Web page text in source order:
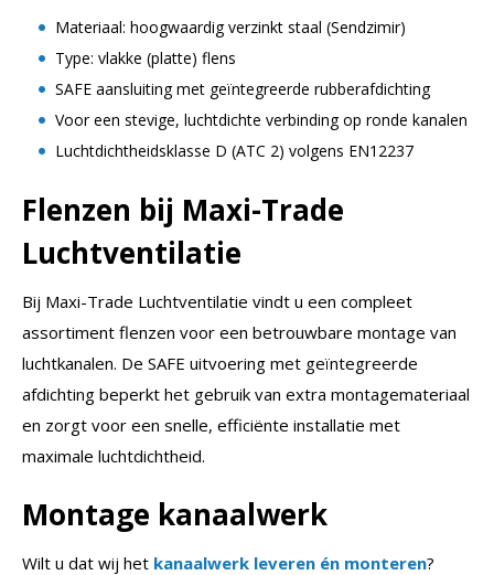
Materiaal: hoogwaardig verzinkt staal (Sendzimir)
Type: vlakke (platte) flens
SAFE aansluiting met geïntegreerde rubberafdichting
Voor een stevige, luchtdichte verbinding op ronde kanalen
Luchtdichtheidsklasse D (ATC 2) volgens EN12237
Flenzen bij Maxi-Trade
Luchtventilatie
Bij Maxi-Trade Luchtventilatie vindt u een compleet
assortiment flenzen voor een betrouwbare montage van
luchtkanalen. De SAFE uitvoering met geïntegreerde
afdichting beperkt het gebruik van extra montagemateriaal
en zorgt voor een snelle, efficiënte installatie met
maximale luchtdichtheid.
Montage kanaalwerk
Wilt u dat wij het kanaalwerk leveren én monteren?